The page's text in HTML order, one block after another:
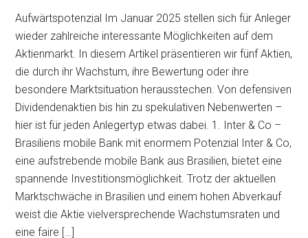
Aufwärtspotenzial Im Januar 2025 stellen sich für Anleger
wieder zahlreiche interessante Möglichkeiten auf dem
Aktienmarkt. In diesem Artikel präsentieren wir fünf Aktien,
die durch ihr Wachstum, ihre Bewertung oder ihre
besondere Marktsituation herausstechen. Von defensiven
Dividendenaktien bis hin zu spekulativen Nebenwerten –
hier ist für jeden Anlegertyp etwas dabei. 1. Inter & Co –
Brasiliens mobile Bank mit enormem Potenzial Inter & Co,
eine aufstrebende mobile Bank aus Brasilien, bietet eine
spannende Investitionsmöglichkeit. Trotz der aktuellen
Marktschwäche in Brasilien und einem hohen Abverkauf
weist die Aktie vielversprechende Wachstumsraten und
eine faire […]